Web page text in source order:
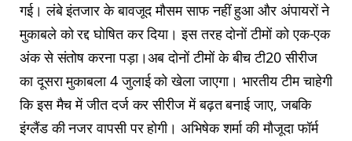
गई। लंबे इंतजार के बावजूद मौसम साफ नहीं हुआ और अंपायरों ने
मुकाबले को रद्द घोषित कर दिया। इस तरह दोनों टीमों को एक-एक
अंक से संतोष करना पड़ा।अब दोनों टीमों के बीच टी20 सीरीज
का दूसरा मुकाबला 4 जुलाई को खेला जाएगा। भारतीय टीम चाहेगी
कि इस मैच में जीत दर्ज कर सीरीज में बढ़त बनाई जाए, जबकि
इंग्लैंड की नजर वापसी पर होगी। अभिषेक शर्मा की मौजूदा फॉर्म